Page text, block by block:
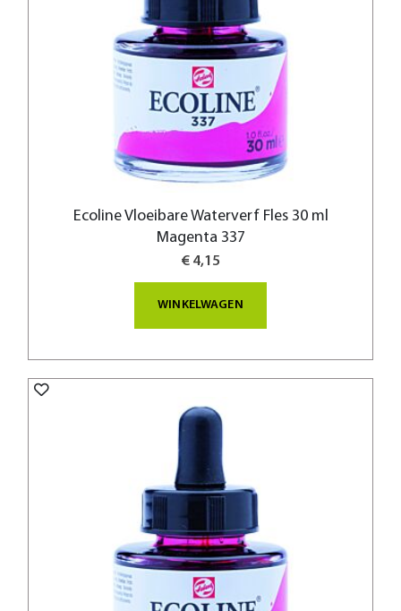
Ecoline Vloeibare Waterverf Fles 30 ml
Magenta 337
€ 4,15
WINKELWAGEN